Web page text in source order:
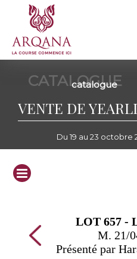
CATALOGUE
catalogue
VENTE DE
Du 19 au 23 octobre
LOT 657 -
M. 21/
Présenté par